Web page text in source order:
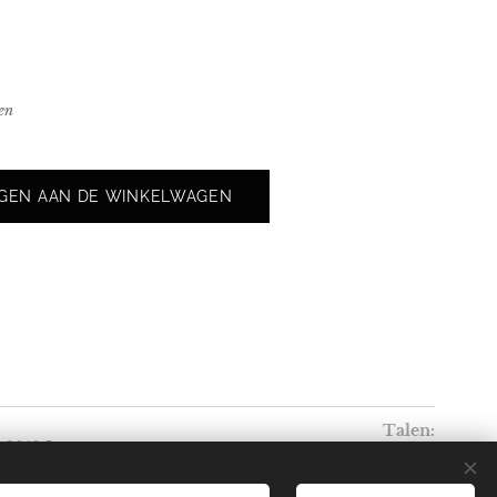
AAN DE WINKELWAGEN
3010 Leuven
Talen